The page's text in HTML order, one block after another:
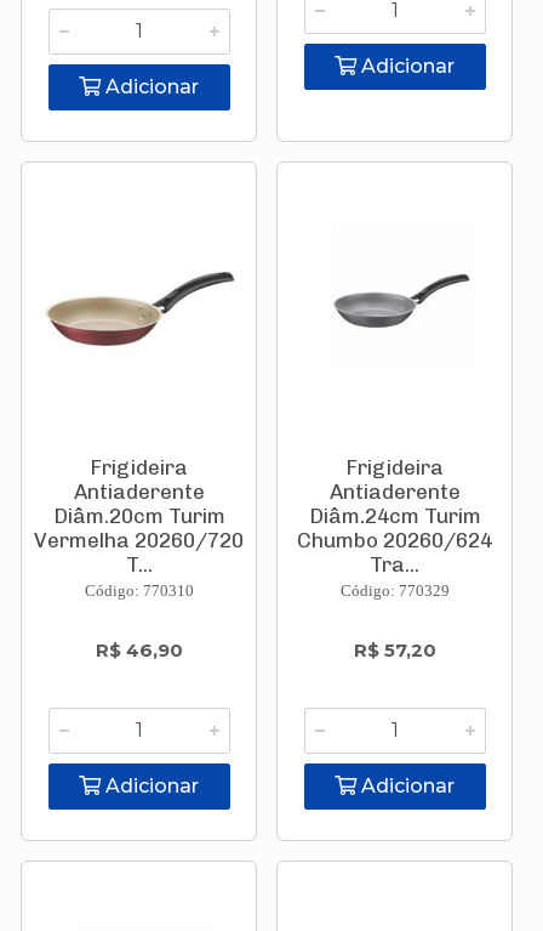
Adicionar
Adicionar
Frigideira
Antiaderente
Diâm.20cm Turim
Vermelha 20260/720
T...
Código: 770310
R$ 46,90
Adicionar
Frigideira
Antiaderente
Diâm.24cm Turim
Chumbo 20260/624
Tra...
Código: 770329
R$ 57,20
Adicionar